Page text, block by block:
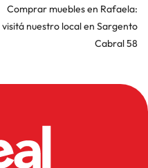
Comprar muebles en Rafaela:
visitá nuestro local en Sargento
Cabral 58